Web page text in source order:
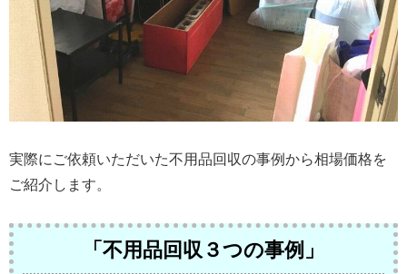
実際にご依頼いただいた不用品回収の事例から相場価格を
ご紹介します。
「不用品回収３つの事例」